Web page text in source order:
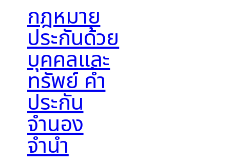
กฎหมาย
ประกันด้วย
บุคคลและ
ทรัพย์ ค้ำ
ประกัน
จำนอง
จำนำ